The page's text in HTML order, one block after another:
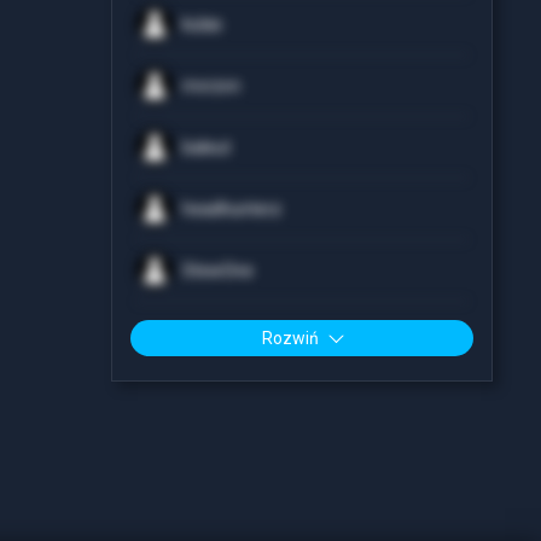
kulas
baleut
headhunterz
StewOne
Rozwiń